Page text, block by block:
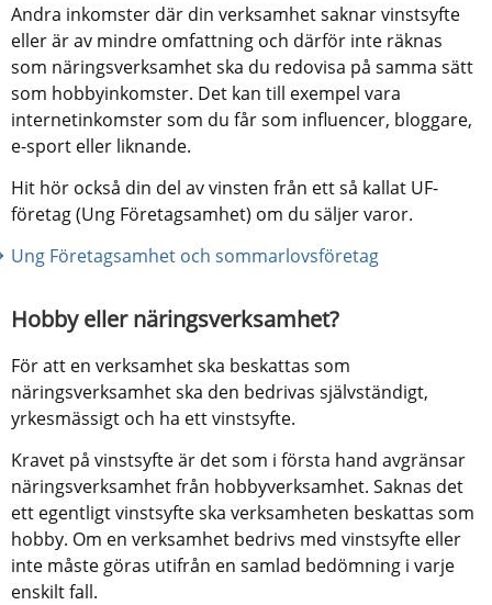
Andra inkomster där din verksamhet saknar vinstsyfte
eller är av mindre omfattning och därför inte räknas
som näringsverksamhet ska du redovisa på samma sätt
som hobbyinkomster. Det kan till exempel vara
internetinkomster som du får som influencer, bloggare,
e-sport eller liknande.
Hit hör också din del av vinsten från ett så kallat UF-
företag (Ung Företagsamhet) om du säljer varor.
Ung Företagsamhet och sommarlovsföretag
Hobby eller näringsverksamhet?
För att en verksamhet ska beskattas som
näringsverksamhet ska den bedrivas självständigt,
yrkesmässigt och ha ett vinstsyfte.
Kravet på vinstsyfte är det som i första hand avgränsar
näringsverksamhet från hobbyverksamhet. Saknas det
ett egentligt vinstsyfte ska verksamheten beskattas som
hobby. Om en verksamhet bedrivs med vinstsyfte eller
inte måste göras utifrån en samlad bedömning i varje
enskilt fall.